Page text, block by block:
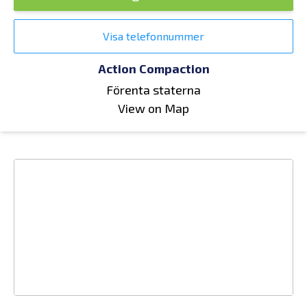
Visa telefonnummer
Action Compaction
Förenta staterna
View on Map